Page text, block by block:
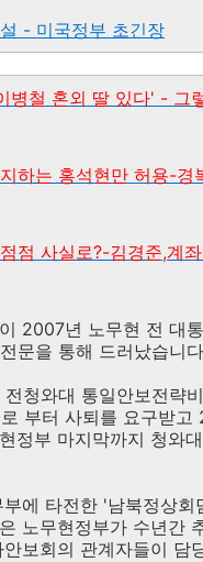
- 미국정부 초긴장
철 혼외 딸 있다' - 그
는 홍석현만 허용-경
사실로?-김경준,계좌
2007년 노무현 전 대
문을 통해 드러났습니다
청와대 통일안보전략
부터 사퇴를 요구받고
정부 마지막까지 청와
에 타전한 '남북정상회
노무현정부가 수년간
보회의 관계자들이 담